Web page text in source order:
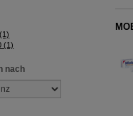
(1)
nach